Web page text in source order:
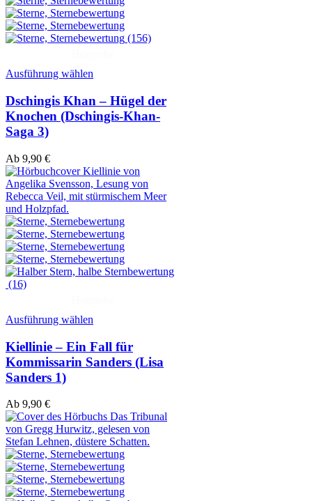
(156)
Ausführung wählen
Dschingis Khan – Hügel der
Knochen (Dschingis-Khan-
Saga 3)
Ab 9,90 €
(16)
Ausführung wählen
Kiellinie – Ein Fall für
Kommissarin Sanders (Lisa
Sanders 1)
Ab 9,90 €